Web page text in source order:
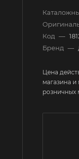
Код —
Бренд —
Цена
магазина и
розничных